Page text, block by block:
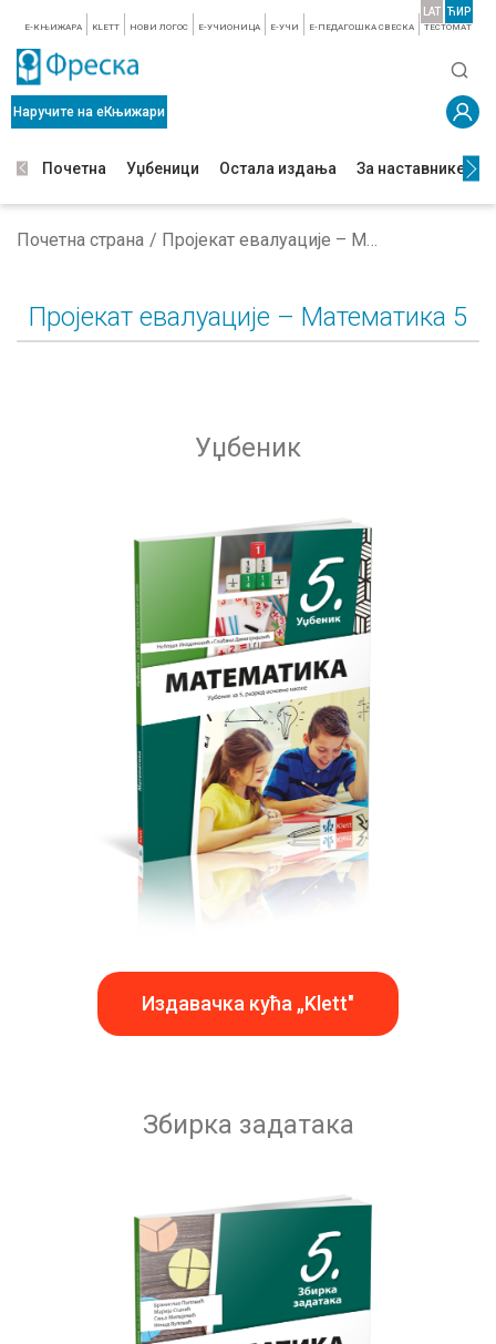
E-КЊИЖАРА KLETT НОВИ ЛОГОС E-УЧИОНИЦА E-УЧИ Е-ПЕДАГОШКА СВЕСКА TЕСТОМАТ
LAT ЋИР
Наручите на еКњижари
Почетна Уџбеници Остала издања За наставнике
Почетна страна Пројекат евалуације – Математика 5
Пројекат евалуације – Математика 5
Уџбеник
Издавачка кућа „Klett"
Збирка задатака